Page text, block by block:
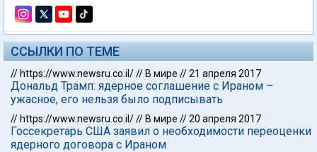
ССЫЛКИ ПО ТЕМЕ
// https://www.newsru.co.il/// В мире //21 апреля 2017
Дональд Трамп: ядерное соглашение с Ираном –
ужасное, его нельзя было подписывать
// https://www.newsru.co.il/// В мире //20 апреля 2017
Госсекретарь США заявил о необходимости переоценки
ядерного договора с Ираном